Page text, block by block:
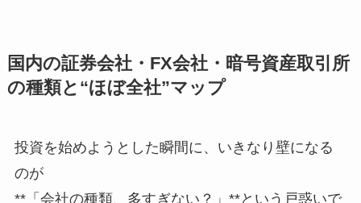
国内の証券会社・FX会社・暗号資産取引所
の種類と“ほぼ全社”マップ
投資を始めようとした瞬間に、いきなり壁になる
のが
**「会社の種類、多すぎない？」**という戸惑いで